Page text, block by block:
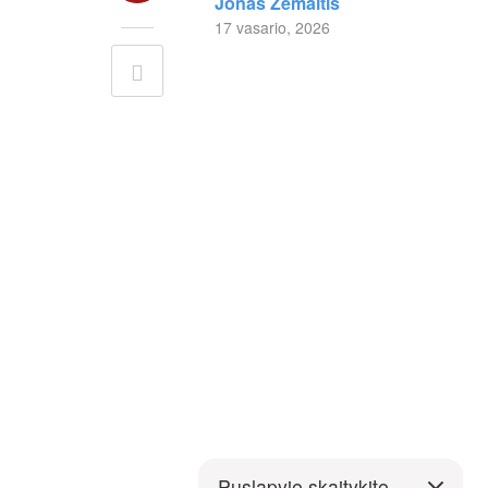
17 vasario, 2026